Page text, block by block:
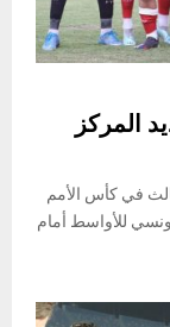
المركز
في كأس الأمم
التّونسي للأواسط أمام